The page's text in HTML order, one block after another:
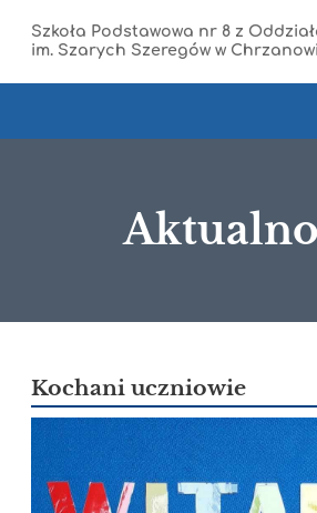
Szkoła Podstawowa nr 8 z
im. Szarych Szeregów w
Kochani uczniowie